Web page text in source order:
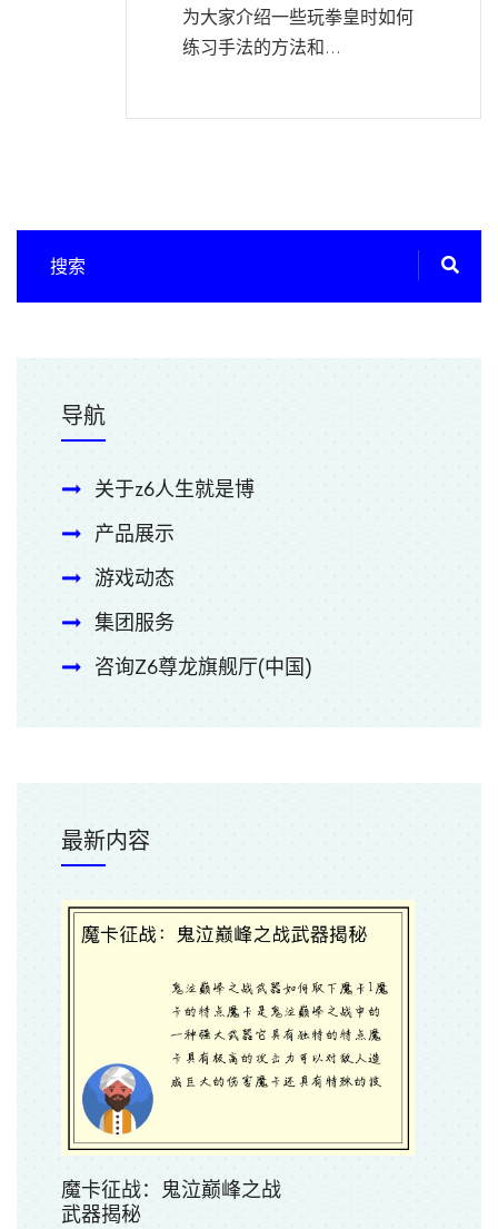
为大家介绍一些玩拳皇时如何
练习手法的方法和...
导航
关于z6人生就是博
产品展示
游戏动态
集团服务
咨询Z6尊龙旗舰厅(中国)
最新内容
魔卡征战：鬼泣巅峰之战
武器揭秘